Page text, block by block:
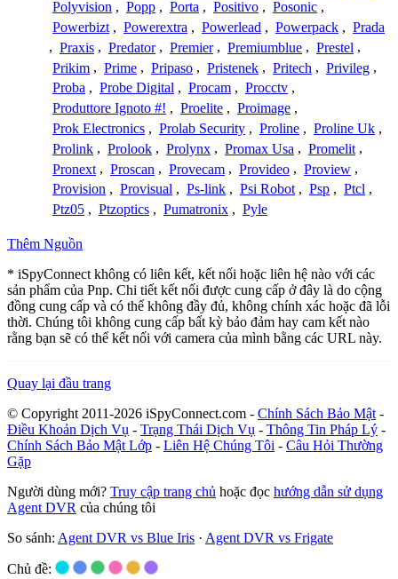
Polyvision , Popp , Porta , Positivo , Posonic ,
Powerbizt , Powerextra , Powerlead , Powerpack , Prada
, Praxis , Predator , Premier , Premiumblue , Prestel ,
Prikim , Prime , Pripaso , Pristenek , Pritech , Privileg ,
Proba , Probe Digital , Procam , Procctv ,
Produttore Ignoto #! , Proelite , Proimage ,
Prok Electronics , Prolab Security , Proline , Proline Uk ,
Prolink , Prolook , Prolynx , Promax Usa , Promelit ,
Pronext , Proscan , Provecam , Provideo , Proview ,
Provision , Provisual , Ps-link , Psi Robot , Psp , Ptcl ,
Ptz05 , Ptzoptics , Pumatronix , Pyle
Thêm Nguồn
* iSpyConnect không có liên kết, kết nối hoặc liên hệ nào với các
sản phẩm của Pnp. Chi tiết kết nối được cung cấp ở đây là do cộng
đồng cung cấp và có thể không đầy đủ, không chính xác hoặc đã lỗi
thời. Chúng tôi không cung cấp bất kỳ bảo đảm hay cam kết nào
rằng bạn sẽ có thể kết nối với camera của mình bằng các URL này.
Quay lại đầu trang
© Copyright 2011-2026 iSpyConnect.com - Chính Sách Bảo Mật -
Điều Khoản Dịch Vụ - Trạng Thái Dịch Vụ - Thông Tin Pháp Lý -
Chính Sách Bảo Mật Lớp - Liên Hệ Chúng Tôi - Câu Hỏi Thường
Gặp
Người dùng mới? Truy cập trang chủ hoặc đọc hướng dẫn sử dụng
Agent DVR của chúng tôi
So sánh: Agent DVR vs Blue Iris · Agent DVR vs Frigate
Chủ đề: